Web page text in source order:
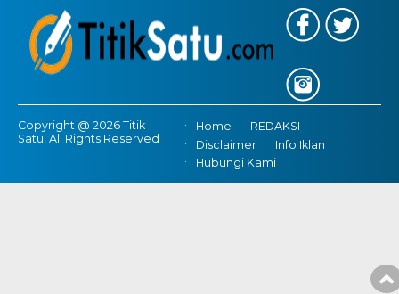
Copyright @ 2026 Titik
Satu, All Rights Reserved
Home
REDAKSI
Disclaimer
Info Iklan
Hubungi Kami